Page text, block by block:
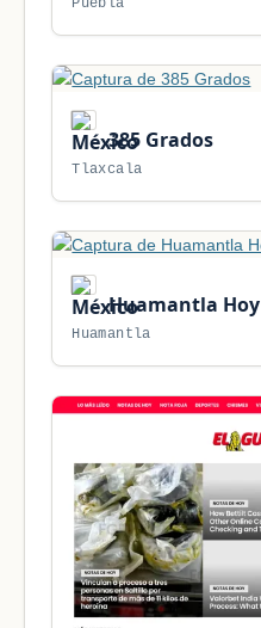
Puebla
385 Grados
Tlaxcala
Huamantla Hoy
Huamantla